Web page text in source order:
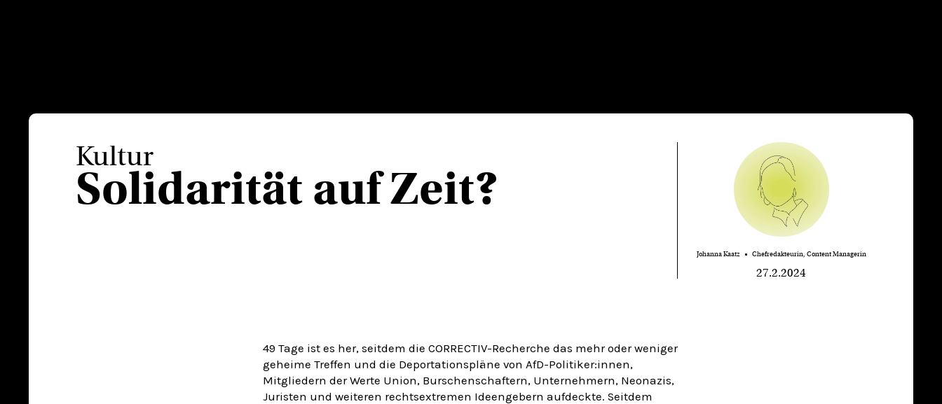
Kultur
Solidarität auf Zeit?
Johanna Kaatz Chefredakteurin, Content Managerin
27.2.2024
49 Tage ist es her, seitdem die CORRECTIV-Recherche das mehr oder weniger
geheime Treffen und die Deportationspläne von AfD-Politiker:innen,
Mitgliedern der Werte Union, Burschenschaftern, Unternehmern, Neonazis,
Juristen und weiteren rechtsextremen Ideengebern aufdeckte. Seitdem